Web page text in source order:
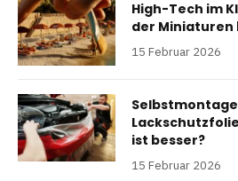
High-Tech im
der Miniaturen
15 Februar 2026
ist besser?
15 Februar 2026